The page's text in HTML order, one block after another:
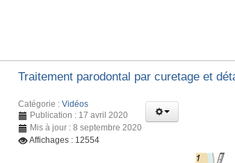
Traitement parodontal par curetage et
Catégorie : Vidéos
Publication : 17 avril 2020
Mis à jour : 8 septembre 2020
Affichages : 12554